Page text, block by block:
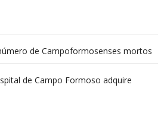
de Campoformosenses mortos
morreram em desabamentos são
de Campo Formoso adquire